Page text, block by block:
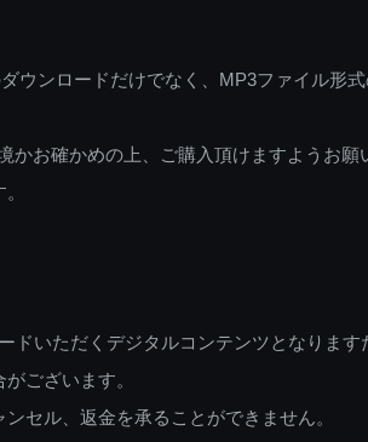
ンロードだけでなく、MP3ファイル形
お確かめの上、ご購入頂けますようお願
いただくデジタルコンテンツとなります
ございます。
セル、返金を承ることができません。